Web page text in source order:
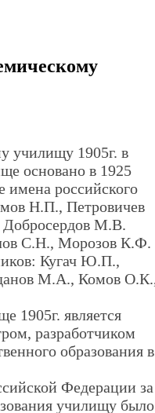
училищу 1905г. в
основано в 1925
имена российского
Н.П., Петровичев
М.В.
С.Н., Морозов К.Ф.
Кугач Ю.П.,
М.А., Комов
1905г. является
разработчиком
образования в
Федерации за
училищу было